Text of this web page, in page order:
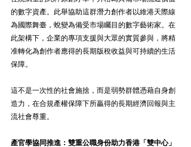
的數字資產。此舉協助這群潛力創作者以維港天際線
為國際舞臺，蛻變為備受市場矚目的數字藝術家。在
此架構下，企業的專項支援與大眾的實質參與，將精
准轉化為創作者應得的長期版稅收益與可持續的生活
保障。
這不是一次性的社會施捨，而是弱勢群體憑藉自身創
造力，在合規產權保障下所贏得的長期經濟回報與主
流社會尊重。
產官學協同推進：雙重公職身份助力香港「雙中心」